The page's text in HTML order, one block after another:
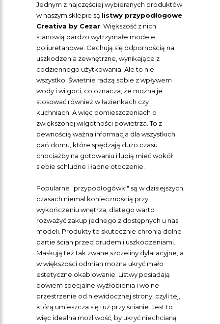
Jednym z najczęściej wybieranych produktów
w naszym sklepie są listwy przypodłogowe
Creativa by Cezar . Większość z nich
stanowią bardzo wytrzymałe modele
poliuretanowe. Cechują się odpornością na
uszkodzenia zewnętrzne, wynikające z
codziennego użytkowania. Ale to nie
wszystko. Świetnie radzą sobie z wpływem
wody i wilgoci, co oznacza, że można je
stosować również w łazienkach czy
kuchniach. A więc pomieszczeniach o
zwiększonej wilgotności powietrza. To z
pewnością ważna informacja dla wszystkich
pań domu, które spędzają dużo czasu
chociażby na gotowaniu i lubią mieć wokół
siebie schludne i ładne otoczenie.
Popularne "przypodłogówki" są w dzisiejszych
czasach niemal koniecznością przy
wykończeniu wnętrza, dlatego warto
rozważyć zakup jednego z dostępnych u nas
modeli. Produkty te skutecznie chronią dolne
partie ścian przed brudem i uszkodzeniami.
Maskują też tak zwane szczeliny dylatacyjne, a
w większości odmian można ukryć mało
estetyczne okablowanie. Listwy posiadają
bowiem specjalne wyżłobienia i wolne
przestrzenie od niewidocznej strony, czyli tej,
którą umieszcza się tuż przy ścianie. Jest to
więc idealna możliwość, by ukryć niechcianą